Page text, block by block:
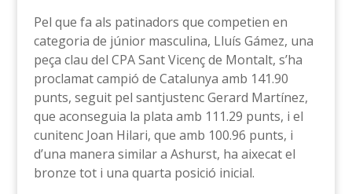
Pel que fa als patinadors que competien en
categoria de júnior masculina, Lluís Gámez, una
peça clau del CPA Sant Vicenç de Montalt, s’ha
proclamat campió de Catalunya amb 141.90
punts, seguit pel santjustenc Gerard Martínez,
que aconseguia la plata amb 111.29 punts, i el
cunitenc Joan Hilari, que amb 100.96 punts, i
d’una manera similar a Ashurst, ha aixecat el
bronze tot i una quarta posició inicial.